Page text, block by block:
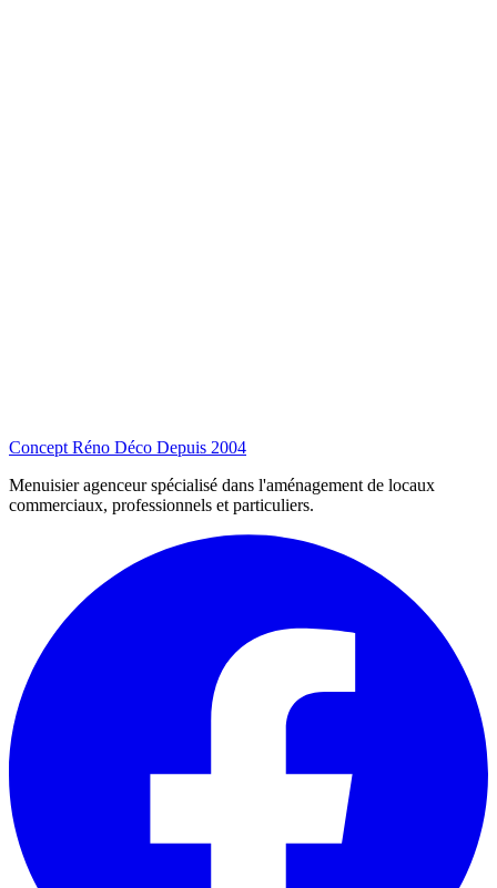
Concept Réno Déco Depuis 2004
Menuisier agenceur spécialisé dans l'aménagement de locaux
commerciaux, professionnels et particuliers.